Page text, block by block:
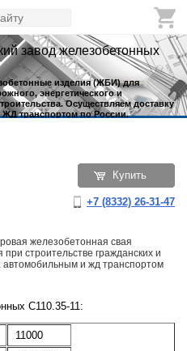
завод железобетонных
изделия (ЖБИ) для
энергетического и
Осуществляем доставку
транспортом по России.
Купить
+7 (8332) 26-31-47
железобетонная свая
строительстве гражданских и
и жд транспортом
С110.35-11:
11000